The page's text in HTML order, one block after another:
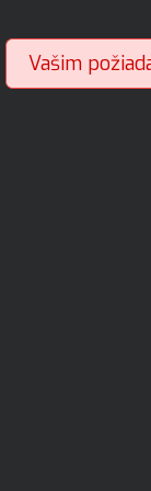
Vašim